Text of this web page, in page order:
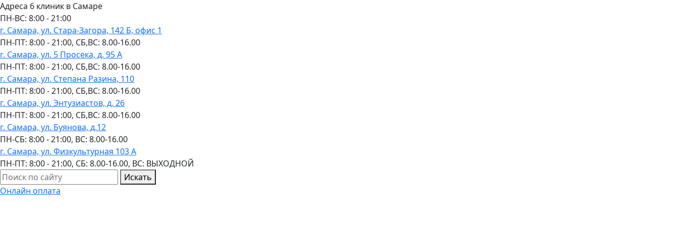
Адреса 6 клиник в Самаре
ПН-ВC: 8:00 - 21:00
г. Самара, ул. Стара-Загора, 142 Б, офис 1
ПН-ПТ: 8:00 - 21:00, СБ,ВС: 8.00-16.00
г. Самара, ул. 5 Просека, д. 95 А
ПН-ПТ: 8:00 - 21:00, СБ,ВС: 8.00-16.00
г. Самара, ул. Степана Разина, 110
ПН-ПТ: 8:00 - 21:00, СБ,ВС: 8.00-16.00
г. Самара, ул. Энтузиастов, д. 26
ПН-ПТ: 8:00 - 21:00, СБ,ВС: 8.00-16.00
г. Самара, ул. Буянова, д.12
ПН-СБ: 8:00 - 21:00, ВС: 8.00-16.00
г. Самара, ул. Физкультурная 103 А
ПН-ПТ: 8:00 - 21:00, СБ: 8.00-16.00, ВС: ВЫХОДНОЙ
Искать
Онлайн оплата